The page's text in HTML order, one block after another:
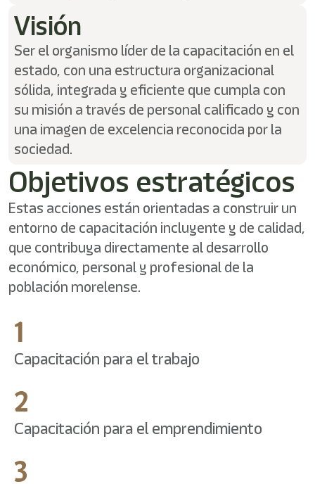
Visión
Ser el organismo líder de la capacitación en el
estado, con una estructura organizacional
sólida, integrada y eficiente que cumpla con
su misión a través de personal calificado y con
una imagen de excelencia reconocida por la
sociedad.
Objetivos estratégicos
Estas acciones están orientadas a construir un
entorno de capacitación incluyente y de calidad,
que contribuya directamente al desarrollo
económico, personal y profesional de la
población morelense.
1
Capacitación para el trabajo
2
Capacitación para el emprendimiento
3